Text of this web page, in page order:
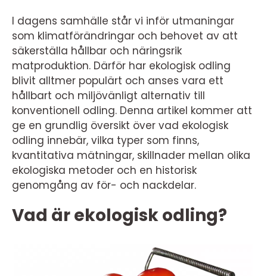
I dagens samhälle står vi inför utmaningar
som klimatförändringar och behovet av att
säkerställa hållbar och näringsrik
matproduktion. Därför har ekologisk odling
blivit alltmer populärt och anses vara ett
hållbart och miljövänligt alternativ till
konventionell odling. Denna artikel kommer att
ge en grundlig översikt över vad ekologisk
odling innebär, vilka typer som finns,
kvantitativa mätningar, skillnader mellan olika
ekologiska metoder och en historisk
genomgång av för- och nackdelar.
Vad är ekologisk odling?